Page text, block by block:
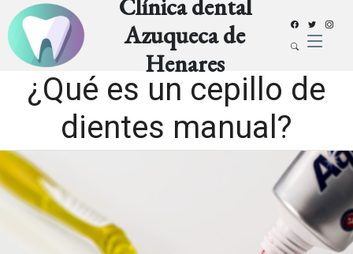
Clínica dental
Azuqueca de
Henares
¿Qué es un cepillo de
dientes manual?